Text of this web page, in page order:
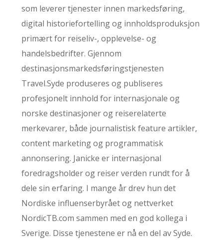
som leverer tjenester innen markedsføring,
digital historiefortelling og innholdsproduksjon
primært for reiseliv-, opplevelse- og
handelsbedrifter. Gjennom
destinasjonsmarkedsføringstjenesten
Travel.Syde produseres og publiseres
profesjonelt innhold for internasjonale og
norske destinasjoner og reiserelaterte
merkevarer, både journalistisk feature artikler,
content marketing og programmatisk
annonsering. Janicke er internasjonal
foredragsholder og reiser verden rundt for å
dele sin erfaring. I mange år drev hun det
Nordiske influenserbyrået og nettverket
NordicTB.com sammen med en god kollega i
Sverige. Disse tjenestene er nå en del av Syde.